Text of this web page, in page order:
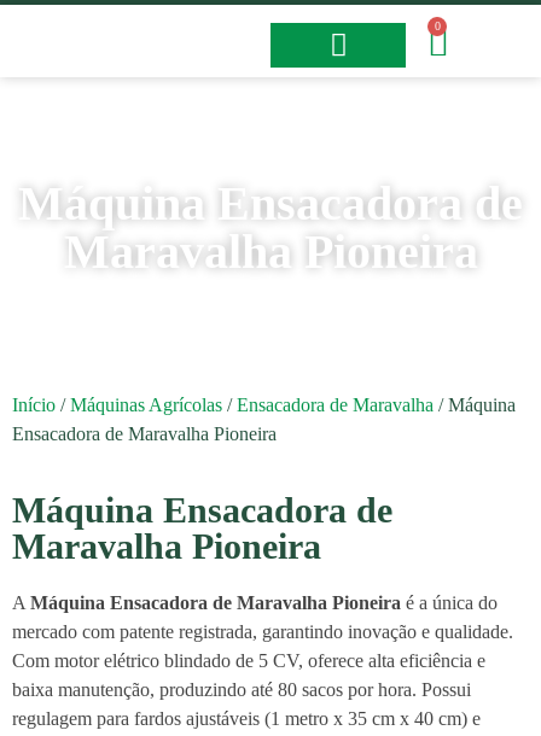
0
Máquina Ensacadora de
Maravalha Pioneira
Início /Máquinas Agrícolas /Ensacadora de Maravalha / Máquina
Ensacadora de Maravalha Pioneira
Máquina Ensacadora de
Maravalha Pioneira
A Máquina Ensacadora de Maravalha Pioneira é a única do
mercado com patente registrada, garantindo inovação e qualidade.
Com motor elétrico blindado de 5 CV, oferece alta eficiência e
baixa manutenção, produzindo até 80 sacos por hora. Possui
regulagem para fardos ajustáveis (1 metro x 35 cm x 40 cm) e